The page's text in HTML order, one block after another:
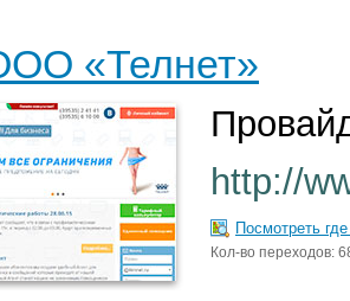
«Телнет»
http://
Посмотреть
Кол-во переходов: